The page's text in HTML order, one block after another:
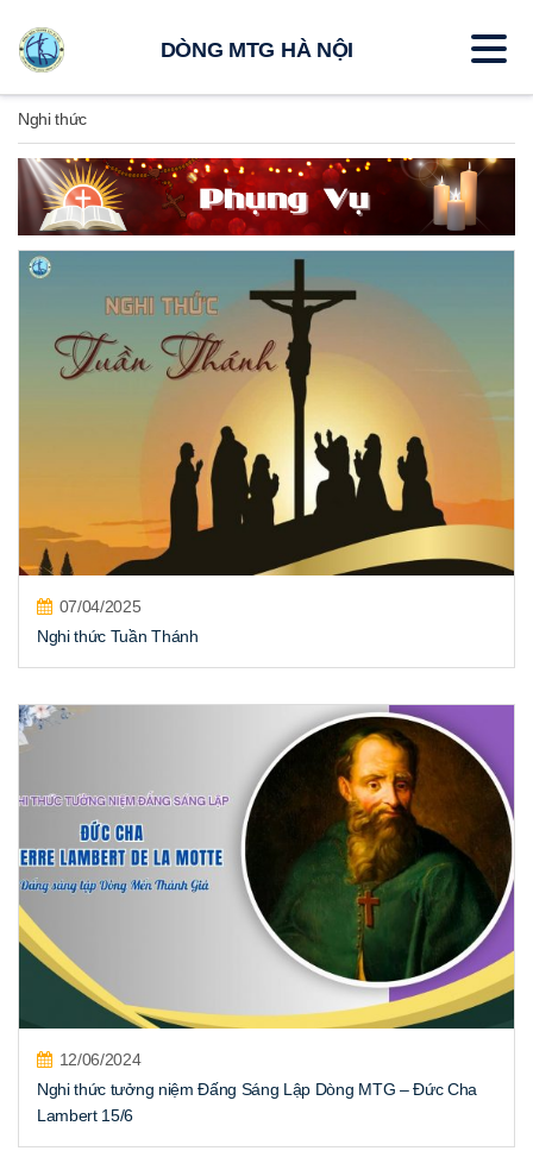
Nghi thức
07/04/2025
Nghi thức Tuần Thánh
12/06/2024
Nghi thức tưởng niệm Đấng Sáng Lập Dòng MTG – Đức Cha
Lambert 15/6
DÒNG MTG HÀ NỘI